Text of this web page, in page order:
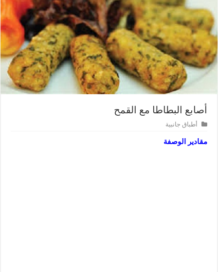
أصابع البطاطا مع القمح
أطباق جانبية
مقادير الوصفة